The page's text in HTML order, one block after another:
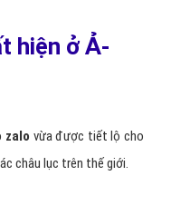
hiện ở Ả-
zalo vừa được tiết lộ cho
châu lục trên thế giới.